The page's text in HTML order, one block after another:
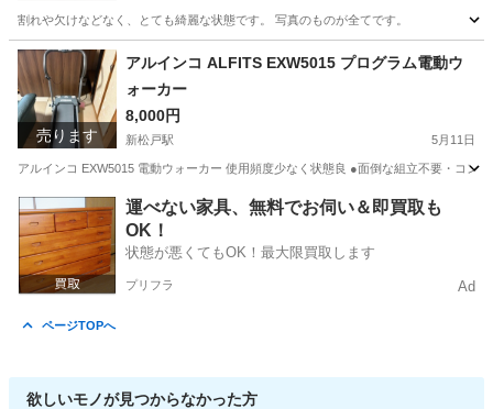
割れや欠けなどなく、とても綺麗な状態です。 写真のものが全てです。
千葉 松戸市 新松戸駅 ガラス
売ります
アルインコ ALFITS EXW5015 プログラム電動ウ
ォーカー
8,000円
新松戸駅 5月11日
アルインコ EXW5015 電動ウォーカー 使用頻度少なく状態良 ●面倒な組立不要・コン
千葉 松戸市 新松戸駅 フィットネス、トレーニング
ALFITS
運べない家具、無料でお伺い＆即買取も
OK！
状態が悪くてもOK！最大限買取します
プリフラ Ad
ページTOPへ
欲しいモノが見つからなかった方